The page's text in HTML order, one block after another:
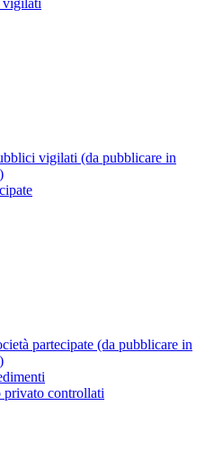
vigilati (da pubblicare in
partecipate (da pubblicare in
controllati